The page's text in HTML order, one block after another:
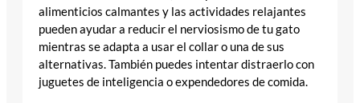
alimenticios calmantes y las actividades relajantes
pueden ayudar a reducir el nerviosismo de tu gato
mientras se adapta a usar el collar o una de sus
alternativas. También puedes intentar distraerlo con
juguetes de inteligencia o expendedores de comida.